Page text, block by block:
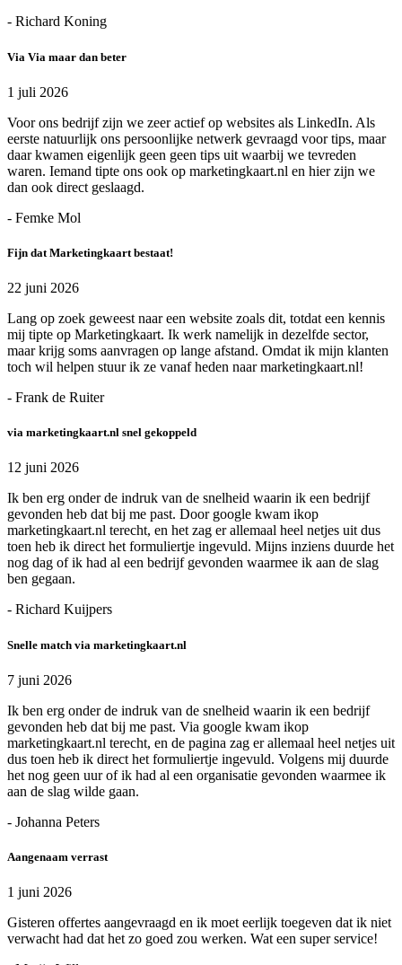
- Richard Koning
Via Via maar dan beter
1 juli 2026
Voor ons bedrijf zijn we zeer actief op websites als LinkedIn. Als
eerste natuurlijk ons persoonlijke netwerk gevraagd voor tips, maar
daar kwamen eigenlijk geen geen tips uit waarbij we tevreden
waren. Iemand tipte ons ook op marketingkaart.nl en hier zijn we
dan ook direct geslaagd.
- Femke Mol
Fijn dat Marketingkaart bestaat!
22 juni 2026
Lang op zoek geweest naar een website zoals dit, totdat een kennis
mij tipte op Marketingkaart. Ik werk namelijk in dezelfde sector,
maar krijg soms aanvragen op lange afstand. Omdat ik mijn klanten
toch wil helpen stuur ik ze vanaf heden naar marketingkaart.nl!
- Frank de Ruiter
via marketingkaart.nl snel gekoppeld
12 juni 2026
Ik ben erg onder de indruk van de snelheid waarin ik een bedrijf
gevonden heb dat bij me past. Door google kwam ikop
marketingkaart.nl terecht, en het zag er allemaal heel netjes uit dus
toen heb ik direct het formuliertje ingevuld. Mijns inziens duurde het
nog dag of ik had al een bedrijf gevonden waarmee ik aan de slag
ben gegaan.
- Richard Kuijpers
Snelle match via marketingkaart.nl
7 juni 2026
Ik ben erg onder de indruk van de snelheid waarin ik een bedrijf
gevonden heb dat bij me past. Via google kwam ikop
marketingkaart.nl terecht, en de pagina zag er allemaal heel netjes uit
dus toen heb ik direct het formuliertje ingevuld. Volgens mij duurde
het nog geen uur of ik had al een organisatie gevonden waarmee ik
aan de slag wilde gaan.
- Johanna Peters
Aangenaam verrast
1 juni 2026
Gisteren offertes aangevraagd en ik moet eerlijk toegeven dat ik niet
verwacht had dat het zo goed zou werken. Wat een super service!